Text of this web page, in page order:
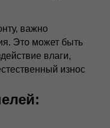
важно
Это может быть
влаги,
износ